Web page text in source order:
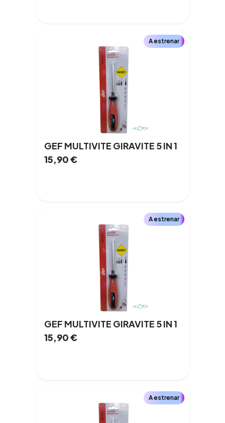
A estrenar
GEF MULTIVITE GIRAVITE 5 IN 1
15,90€
A estrenar
GEF MULTIVITE GIRAVITE 5 IN 1
15,90€
A estrenar